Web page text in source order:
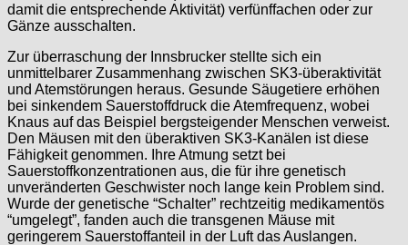
damit die entsprechende Aktivität) verfünffachen oder zur
Gänze ausschalten.
Zur überraschung der Innsbrucker stellte sich ein
unmittelbarer Zusammenhang zwischen SK3-überaktivität
und Atemstörungen heraus. Gesunde Säugetiere erhöhen
bei sinkendem Sauerstoffdruck die Atemfrequenz, wobei
Knaus auf das Beispiel bergsteigender Menschen verweist.
Den Mäusen mit den überaktiven SK3-Kanälen ist diese
Fähigkeit genommen. Ihre Atmung setzt bei
Sauerstoffkonzentrationen aus, die für ihre genetisch
unveränderten Geschwister noch lange kein Problem sind.
Wurde der genetische “Schalter” rechtzeitig medikamentös
“umgelegt”, fanden auch die transgenen Mäuse mit
geringerem Sauerstoffanteil in der Luft das Auslangen.